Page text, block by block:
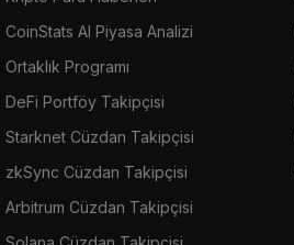
CoinStats AI Piyasa Analizi
Ortaklık Programı
DeFi Portföy Takipçisi
Starknet Cüzdan Takipçisi
zkSync Cüzdan Takipçisi
Arbitrum Cüzdan Takipçisi